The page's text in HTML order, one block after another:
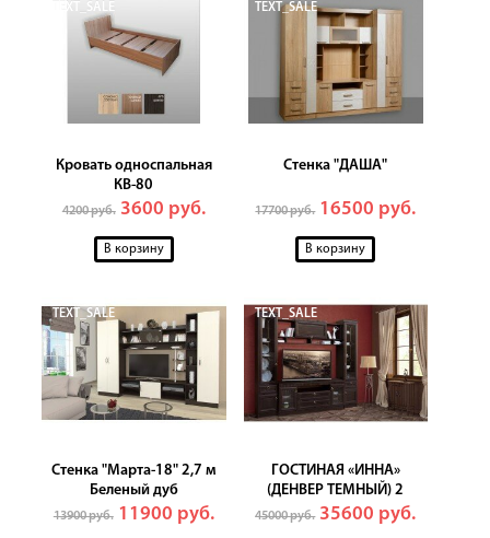
TEXT_SALE
Кровать односпальная
КВ-80
4200 руб. 3600 руб.
TEXT_SALE
Стенка "ДАША"
17700 руб. 16500 руб.
TEXT_SALE
Стенка "Марта-18" 2,7 м
Беленый дуб
13900 руб. 11900 руб.
TEXT_SALE
ГОСТИНАЯ «ИННА»
(ДЕНВЕР ТЕМНЫЙ) 2
45000 руб. 35600 руб.